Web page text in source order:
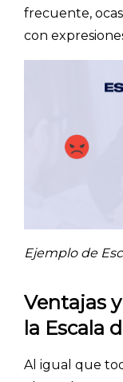
frecuente,
con
Ejemplo de
Ventajas
la Escala
Al igual que